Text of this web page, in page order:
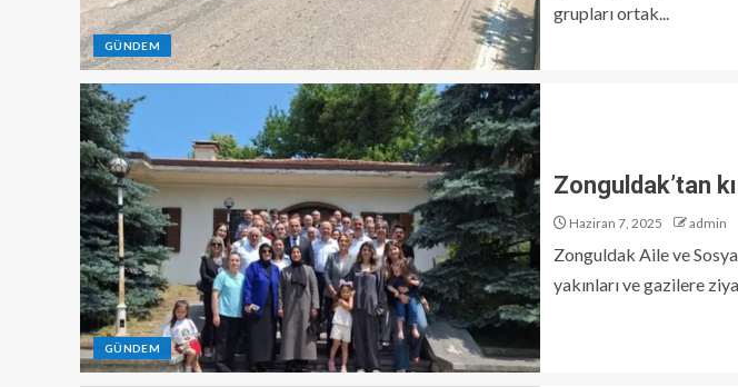
GÜNDEM
grupları ortak...
GÜNDEM
Zonguldak’tan
Haziran 7, 2025 admin
Zonguldak Aile ve
yakınları ve gazilere